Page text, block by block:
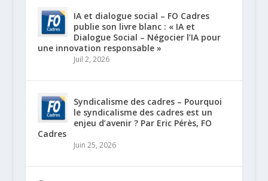
IA et dialogue social – FO Cadres
publie son livre blanc : « IA et
Dialogue Social – Négocier l’IA pour
une innovation responsable »
Juil 2, 2026
Syndicalisme des cadres – Pourquoi
le syndicalisme des cadres est un
enjeu d’avenir ? Par Eric Pérès, FO
Cadres
Juin 25, 2026